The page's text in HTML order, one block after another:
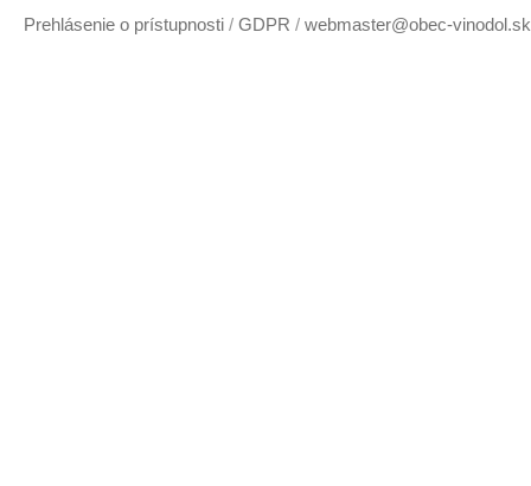
Prehlásenie o prístupnosti / GDPR / webmaster@obec-vinodol.sk